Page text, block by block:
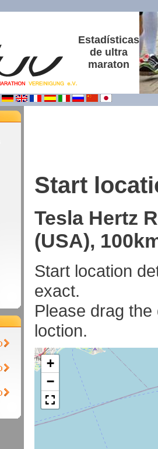
Estadísticas
de ultra
maraton
Start
Tesla Hertz
(USA),
Start location
exact.
Please drag
loction.
+
−